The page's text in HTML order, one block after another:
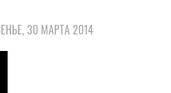
30 МАРТА 2014